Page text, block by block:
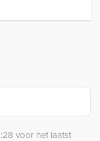
voor het laatst